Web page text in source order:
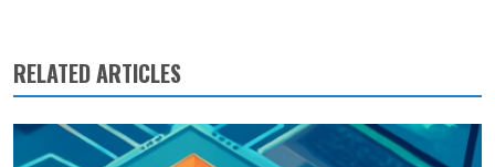
RELATED ARTICLES